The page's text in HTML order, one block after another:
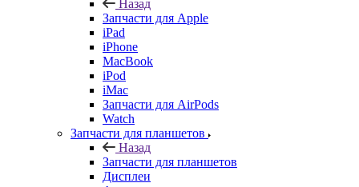
Назад
Запчасти для Apple
iPad
iPhone
MacBook
iPod
iMac
Запчасти для AirPods
Watch
Запчасти для планшетов
Назад
Запчасти для планшетов
Дисплеи